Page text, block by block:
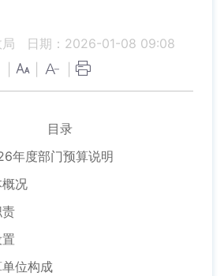
日期：2026-01-08 09:08
目录
度部门预算说明
况
位构成